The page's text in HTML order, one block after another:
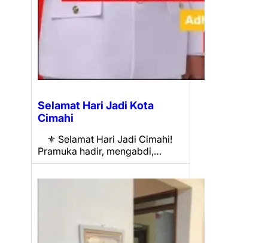
Selamat Hari Jadi Kota
Cimahi
⚜️ Selamat Hari Jadi Cimahi!
Pramuka hadir, mengabdi,…